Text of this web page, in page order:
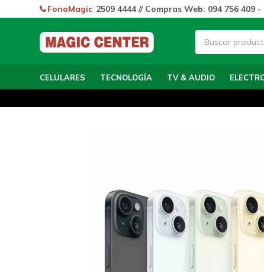
CELULARES TECNOLOGÍA TV & AUDIO
FonoMagic 2509 4444 // Compras Web: 094 756 409 -